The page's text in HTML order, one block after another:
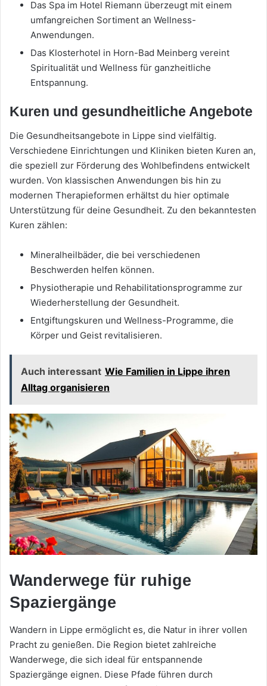
Das Spa im Hotel Riemann überzeugt mit einem
umfangreichen Sortiment an Wellness-
Anwendungen.
Das Klosterhotel in Horn-Bad Meinberg vereint
Spiritualität und Wellness für ganzheitliche
Entspannung.
Kuren und gesundheitliche Angebote
Die Gesundheitsangebote in Lippe sind vielfältig.
Verschiedene Einrichtungen und Kliniken bieten Kuren an,
die speziell zur Förderung des Wohlbefindens entwickelt
wurden. Von klassischen Anwendungen bis hin zu
modernen Therapieformen erhältst du hier optimale
Unterstützung für deine Gesundheit. Zu den bekanntesten
Kuren zählen:
Mineralheilbäder, die bei verschiedenen
Beschwerden helfen können.
Physiotherapie und Rehabilitationsprogramme zur
Wiederherstellung der Gesundheit.
Entgiftungskuren und Wellness-Programme, die
Körper und Geist revitalisieren.
Auch interessant Wie Familien in Lippe ihren
Alltag organisieren
Wanderwege für ruhige
Spaziergänge
Wandern in Lippe ermöglicht es, die Natur in ihrer vollen
Pracht zu genießen. Die Region bietet zahlreiche
Wanderwege, die sich ideal für entspannende
Spaziergänge eignen. Diese Pfade führen durch